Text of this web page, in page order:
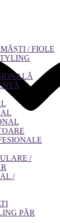
/ FIOLE
/
/
PĂR